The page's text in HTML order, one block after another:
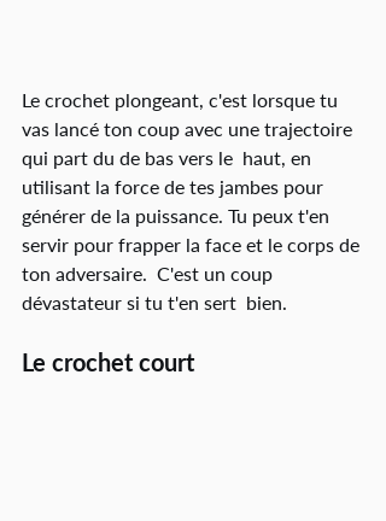
Le crochet plongeant, c'est lorsque tu
vas lancé ton coup avec une trajectoire
qui part du de bas vers le  haut, en
utilisant la force de tes jambes pour
générer de la puissance. Tu peux t'en
servir pour frapper la face et le corps de
ton adversaire.  C'est un coup
dévastateur si tu t'en sert  bien.
Le crochet court